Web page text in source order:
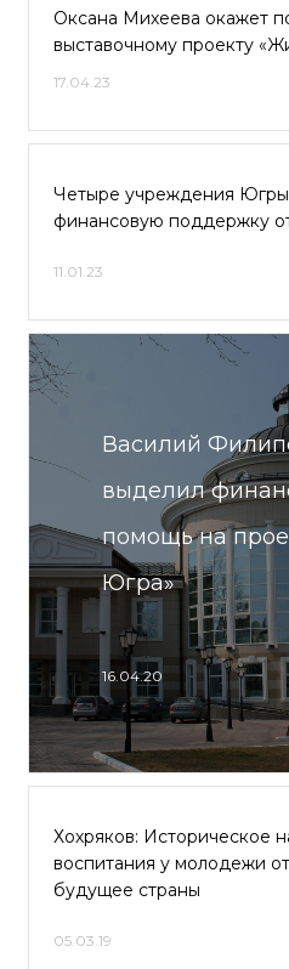
Оксана Михеева окажет
выставочному проекту
17.04.23
Четыре учреждения Югры
финансовую поддержку
11.01.23
Василий
выделил
помощь на
Югра»
16.04.20
Хохряков: Историческое
воспитания у молодежи
будущее страны
05.03.19